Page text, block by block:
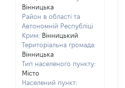
Вінницька
Район в області та
Автономній Республіці
Крим: Вінницький
Територіальна громада:
Вінницька
Тип населеного пункту:
Місто
Населений пункт: